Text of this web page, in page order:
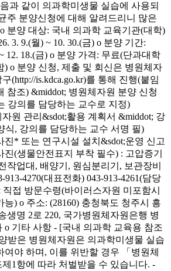
과 같이 의과학미생물 실습에 사용되
주 분양신청에 대해 알려드리니 많은
분양 대상: 국내 의과학 교육기관(대학)
3. 9.(월) ~ 10. 30.(금) o 분양 기간:
12. 18.(금) o 분양 가격: 무료(단과대학
) o 분양 신청, 제출 및 회신은 병원체자
(http://is.kdca.go.kr)를 통해 진행(붙임
참조) &middot; 병원체자원 분양 신청
강의를 담당하는 교수로 지정)
원 관리&sdot;활용 계획서 &middot; 강
식, 강의를 담당하는 교수 서명 필)
진* 또는 연구시설 설치&sdot;운영 신고
진(생물안전표지 부착 필수) : 고압증기
작업대, 배양기, 원심분리기, 보관장비
913-4270(대표전화) 043-913-4261(담당
직접 방문수령(바이러스자원 미포함시
능) o 주소: (28160) 충청북도 청주시 흥
생명 2로 220, 국가병원체자원은행 병
o 기타 사항 - [국내 의과학 교육용 참조
받은 병원체자원은 의과학미생물 실습
여야 하며, 이를 위반할 경우 「병원체
1항에 따라 처벌받을 수 있습니다. -